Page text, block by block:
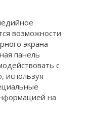
возможности
экрана
панель
с
используя
на